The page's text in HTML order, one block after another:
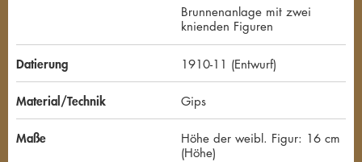
Brunnenanlage mit zwei
knienden Figuren
Datierung 1910-11 (Entwurf)
Material/Technik Gips
Maße
Höhe der weibl. Figur: 16 cm
(Höhe)